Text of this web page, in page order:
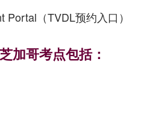
Portal（TVDL预约入口）
加哥考点包括：